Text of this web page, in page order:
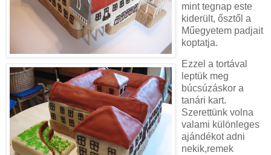
mint tegnap este
kiderült, ősztől a
Műegyetem padjait
koptatja.
Ezzel a tortával
leptük meg
búcsúzáskor a
tanári kart.
Szerettünk volna
valami különleges
ajándékot adni
nekik,remek